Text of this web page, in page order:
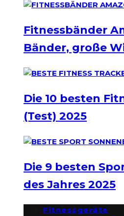
Fitnessbänder
Bänder, große
Die 10 besten
(Test) 2025
Die 9 besten
des Jahres 2025
Fitnessgeräte